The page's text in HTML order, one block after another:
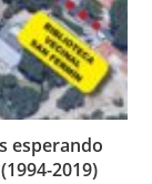
esperando
2019)